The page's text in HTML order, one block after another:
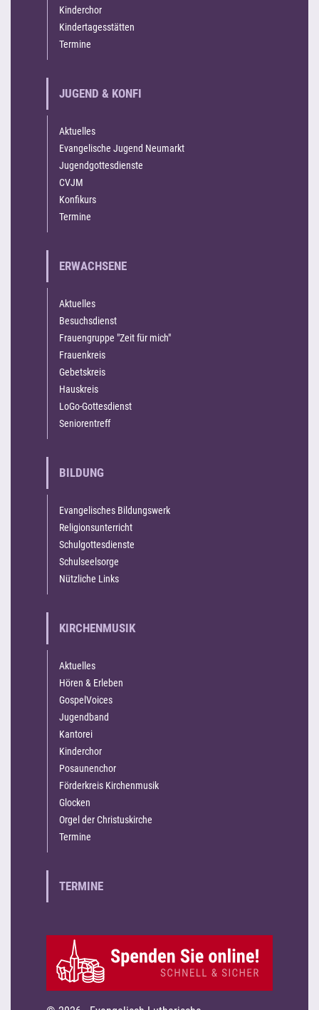
Kinderchor
Kindertagesstätten
Termine
JUGEND & KONFI
Aktuelles
Evangelische Jugend Neumarkt
Jugendgottesdienste
CVJM
Konfikurs
Termine
ERWACHSENE
Aktuelles
Besuchsdienst
Frauengruppe "Zeit für mich"
Frauenkreis
Gebetskreis
Hauskreis
LoGo-Gottesdienst
Seniorentreff
BILDUNG
Evangelisches Bildungswerk
Religionsunterricht
Schulgottesdienste
Schulseelsorge
Nützliche Links
KIRCHENMUSIK
Aktuelles
Hören & Erleben
GospelVoices
Jugendband
Kantorei
Kinderchor
Posaunenchor
Förderkreis Kirchenmusik
Glocken
Orgel der Christuskirche
Termine
TERMINE